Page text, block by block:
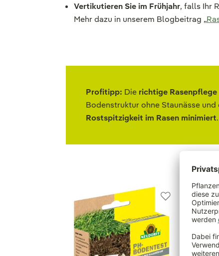
Vertikutieren Sie im Frühjahr, falls Ihr
Mehr dazu in unserem Blogbeitrag „
Profitipp: Die richtige Rasenpflege
Bodenstruktur ohne Staunässe
Rostspitzigkeit im Rasen minimiert.